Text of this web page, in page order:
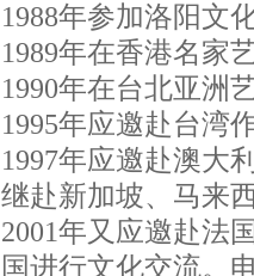
1988年参加洛阳文
1989年在香港名家
1990年在台北亚洲
1995年应邀赴台湾
1997年应邀赴澳大
继赴新加坡、马来
2001年又应邀赴法
国进行文化交流。